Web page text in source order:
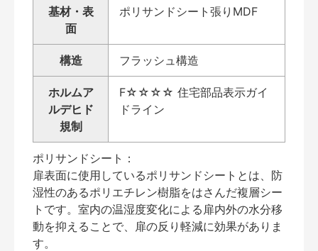
基材・表
面
ポリサンドシート張りMDF
構造 フラッシュ構造
ホルムア
ルデヒド
規制
F☆☆☆☆ 住宅部品表示ガイ
ドライン
ポリサンドシート：
扉表面に使用しているポリサンドシートとは、防
湿性のあるポリエチレン樹脂をはさんだ複層シー
トです。室内の温湿度変化による扉内外の水分移
動を抑えることで、扉の反り軽減に効果がありま
す。